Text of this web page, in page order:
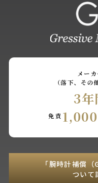
メー
（落下、その
3年
免責
「腕時計補償
ついて